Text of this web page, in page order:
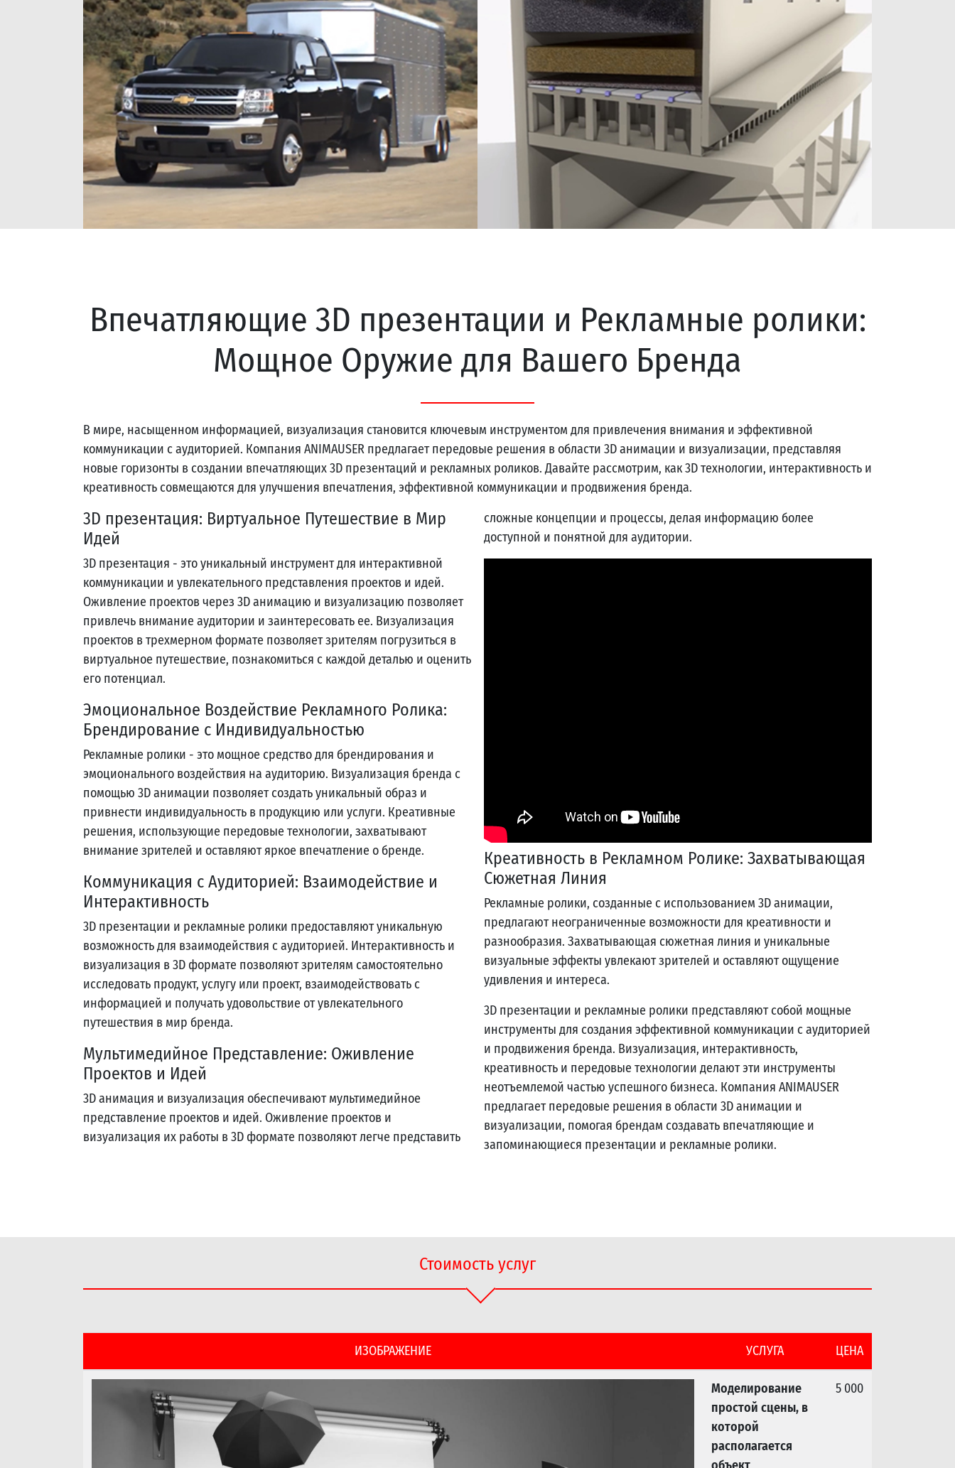
Впечатляющие 3D презентации и Рекламные ролики:
Мощное Оружие для Вашего Бренда
В мире, насыщенном информацией, визуализация становится ключевым инструментом для привлечения внимания и эффективной
коммуникации с аудиторией. Компания ANIMAUSER предлагает передовые решения в области 3D анимации и визуализации, представляя
новые горизонты в создании впечатляющих 3D презентаций и рекламных роликов. Давайте рассмотрим, как 3D технологии, интерактивность и
креативность совмещаются для улучшения впечатления, эффективной коммуникации и продвижения бренда.
3D презентация: Виртуальное Путешествие в Мир
Идей
3D презентация - это уникальный инструмент для интерактивной
коммуникации и увлекательного представления проектов и идей.
Оживление проектов через 3D анимацию и визуализацию позволяет
привлечь внимание аудитории и заинтересовать ее. Визуализация
проектов в трехмерном формате позволяет зрителям погрузиться в
виртуальное путешествие, познакомиться с каждой деталью и оценить
его потенциал.
Эмоциональное Воздействие Рекламного Ролика:
Брендирование с Индивидуальностью
Рекламные ролики - это мощное средство для брендирования и
эмоционального воздействия на аудиторию. Визуализация бренда с
помощью 3D анимации позволяет создать уникальный образ и
привнести индивидуальность в продукцию или услуги. Креативные
решения, использующие передовые технологии, захватывают
внимание зрителей и оставляют яркое впечатление о бренде.
Коммуникация с Аудиторией: Взаимодействие и
Интерактивность
3D презентации и рекламные ролики предоставляют уникальную
возможность для взаимодействия с аудиторией. Интерактивность и
визуализация в 3D формате позволяют зрителям самостоятельно
исследовать продукт, услугу или проект, взаимодействовать с
информацией и получать удовольствие от увлекательного
путешествия в мир бренда.
Мультимедийное Представление: Оживление
Проектов и Идей
3D анимация и визуализация обеспечивают мультимедийное
представление проектов и идей. Оживление проектов и
визуализация их работы в 3D формате позволяют легче представить
сложные концепции и процессы, делая информацию более
доступной и понятной для аудитории.
Креативность в Рекламном Ролике: Захватывающая
Сюжетная Линия
Рекламные ролики, созданные с использованием 3D анимации,
предлагают неограниченные возможности для креативности и
разнообразия. Захватывающая сюжетная линия и уникальные
визуальные эффекты увлекают зрителей и оставляют ощущение
удивления и интереса.
3D презентации и рекламные ролики представляют собой мощные
инструменты для создания эффективной коммуникации с аудиторией
и продвижения бренда. Визуализация, интерактивность,
креативность и передовые технологии делают эти инструменты
неотъемлемой частью успешного бизнеса. Компания ANIMAUSER
предлагает передовые решения в области 3D анимации и
визуализации, помогая брендам создавать впечатляющие и
запоминающиеся презентации и рекламные ролики.
Стоимость услуг
ИЗОБРАЖЕНИЕ УСЛУГА ЦЕНА
Моделирование
простой сцены, в
которой
располагается
5 000